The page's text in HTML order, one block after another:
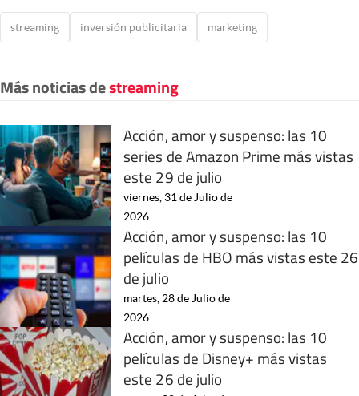
streaming inversión publicitaria marketing
Más noticias destreaming
Acción, amor y suspenso: las 10
series de Amazon Prime más vistas
este 29 de julio
viernes, 31 de Julio de
2026
Acción, amor y suspenso: las 10
películas de HBO más vistas este 26
de julio
martes, 28 de Julio de
2026
Acción, amor y suspenso: las 10
películas de Disney+ más vistas
este 26 de julio